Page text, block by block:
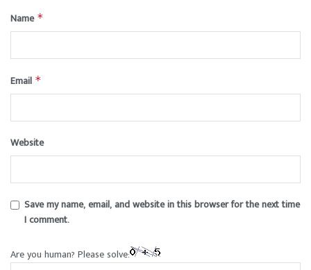
Name *
Email *
Website
Save my name, email, and website in this browser for the next time
I comment.
Are you human? Please solve: